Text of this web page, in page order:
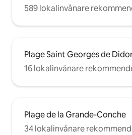
589 lokalinvånare
Plage Saint Georges de
16 lokalinvånare
Plage de la Grande-Conche
34 lokalinvånare